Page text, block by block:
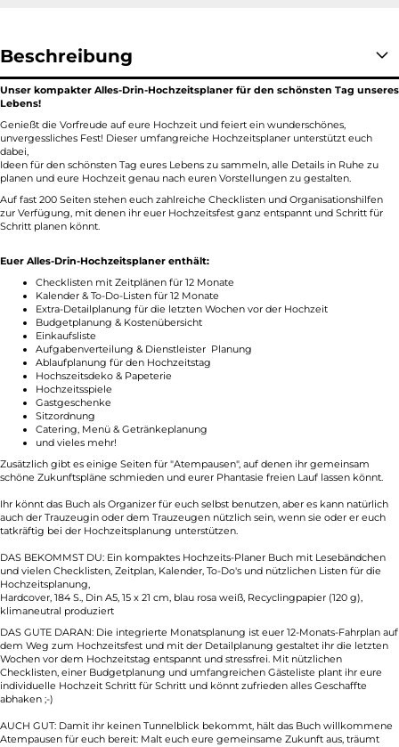
Beschreibung
Unser kompakter Alles-Drin-Hochzeitsplaner für den schönsten Tag unseres
Lebens!
Genießt die Vorfreude auf eure Hochzeit und feiert ein wunderschönes,
unvergessliches Fest! Dieser umfangreiche Hochzeitsplaner unterstützt euch
dabei,
Ideen für den schönsten Tag eures Lebens zu sammeln, alle Details in Ruhe zu
planen und eure Hochzeit genau nach euren Vorstellungen zu gestalten.
Auf fast 200 Seiten stehen euch zahlreiche Checklisten und Organisationshilfen
zur Verfügung, mit denen ihr euer Hochzeitsfest ganz entspannt und Schritt für
Schritt planen könnt.
Euer Alles-Drin-Hochzeitsplaner enthält:
Checklisten mit Zeitplänen für 12 Monate
Kalender & To-Do-Listen für 12 Monate
Extra-Detailplanung für die letzten Wochen vor der Hochzeit
Budgetplanung & Kostenübersicht
Einkaufsliste
Aufgabenverteilung & Dienstleister Planung
Ablaufplanung für den Hochzeitstag
Hochszeitsdeko & Papeterie
Hochzeitsspiele
Gastgeschenke
Sitzordnung
Catering, Menü & Getränkeplanung
und vieles mehr!
Zusätzlich gibt es einige Seiten für "Atempausen", auf denen ihr gemeinsam
schöne Zukunftspläne schmieden und eurer Phantasie freien Lauf lassen könnt.
Ihr könnt das Buch als Organizer für euch selbst benutzen, aber es kann natürlich
auch der Trauzeugin oder dem Trauzeugen nützlich sein, wenn sie oder er euch
tatkräftig bei der Hochzeitsplanung unterstützen.
DAS BEKOMMST DU: Ein kompaktes Hochzeits-Planer Buch mit Lesebändchen
und vielen Checklisten, Zeitplan, Kalender, To-Do's und nützlichen Listen für die
Hochzeitsplanung,
Hardcover, 184 S., Din A5, 15 x 21 cm, blau rosa weiß, Recyclingpapier (120 g),
klimaneutral produziert
DAS GUTE DARAN: Die integrierte Monatsplanung ist euer 12-Monats-Fahrplan auf
dem Weg zum Hochzeitsfest und mit der Detailplanung gestaltet ihr die letzten
Wochen vor dem Hochzeitstag entspannt und stressfrei. Mit nützlichen
Checklisten, einer Budgetplanung und umfangreichen Gästeliste plant ihr eure
individuelle Hochzeit Schritt für Schritt und könnt zufrieden alles Geschaffte
abhaken ;-)
AUCH GUT: Damit ihr keinen Tunnelblick bekommt, hält das Buch willkommene
Atempausen für euch bereit: Malt euch eure gemeinsame Zukunft aus, träumt